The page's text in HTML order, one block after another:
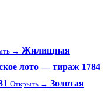
→ Жилищная
лото — тираж 1784
Открыть → Золотая